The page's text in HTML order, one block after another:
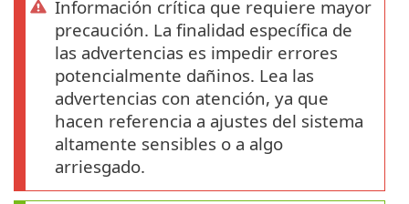
Información crítica que requiere mayor
precaución. La finalidad específica de
las advertencias es impedir errores
potencialmente dañinos. Lea las
advertencias con atención, ya que
hacen referencia a ajustes del sistema
altamente sensibles o a algo
arriesgado.